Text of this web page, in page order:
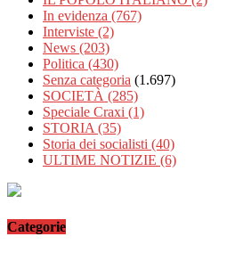
In evidenza (767)
Interviste (2)
News (203)
Politica (430)
Senza categoria (1.697)
SOCIETÀ (285)
Speciale Craxi (1)
STORIA (35)
Storia dei socialisti (40)
ULTIME NOTIZIE (6)
Categorie